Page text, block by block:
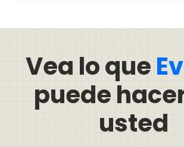
Vea lo que
puede
usted